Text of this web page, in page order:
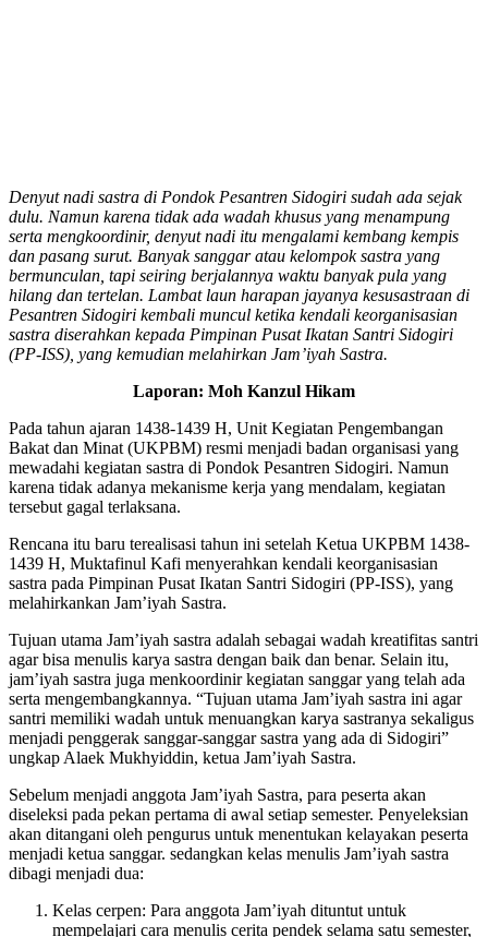
Denyut nadi sastra di Pondok Pesantren Sidogiri sudah ada sejak
dulu. Namun karena tidak ada wadah khusus yang menampung
serta mengkoordinir, denyut nadi itu mengalami kembang kempis
dan pasang surut. Banyak sanggar atau kelompok sastra yang
bermunculan, tapi seiring berjalannya waktu banyak pula yang
hilang dan tertelan. Lambat laun harapan jayanya kesusastraan di
Pesantren Sidogiri kembali muncul ketika kendali keorganisasian
sastra diserahkan kepada Pimpinan Pusat Ikatan Santri Sidogiri
(PP-ISS), yang kemudian melahirkan Jam’iyah Sastra.
Laporan: Moh Kanzul Hikam
Pada tahun ajaran 1438-1439 H, Unit Kegiatan Pengembangan
Bakat dan Minat (UKPBM) resmi menjadi badan organisasi yang
mewadahi kegiatan sastra di Pondok Pesantren Sidogiri. Namun
karena tidak adanya mekanisme kerja yang mendalam, kegiatan
tersebut gagal terlaksana.
Rencana itu baru terealisasi tahun ini setelah Ketua UKPBM 1438-
1439 H, Muktafinul Kafi menyerahkan kendali keorganisasian
sastra pada Pimpinan Pusat Ikatan Santri Sidogiri (PP-ISS), yang
melahirkankan Jam’iyah Sastra.
Tujuan utama Jam’iyah sastra adalah sebagai wadah kreatifitas santri
agar bisa menulis karya sastra dengan baik dan benar. Selain itu,
jam’iyah sastra juga menkoordinir kegiatan sanggar yang telah ada
serta mengembangkannya. “Tujuan utama Jam’iyah sastra ini agar
santri memiliki wadah untuk menuangkan karya sastranya sekaligus
menjadi penggerak sanggar-sanggar sastra yang ada di Sidogiri”
ungkap Alaek Mukhyiddin, ketua Jam’iyah Sastra.
Sebelum menjadi anggota Jam’iyah Sastra, para peserta akan
diseleksi pada pekan pertama di awal setiap semester. Penyeleksian
akan ditangani oleh pengurus untuk menentukan kelayakan peserta
menjadi ketua sanggar. sedangkan kelas menulis Jam’iyah sastra
dibagi menjadi dua:
Kelas cerpen: Para anggota Jam’iyah dituntut untuk
mempelajari cara menulis cerita pendek selama satu semester,